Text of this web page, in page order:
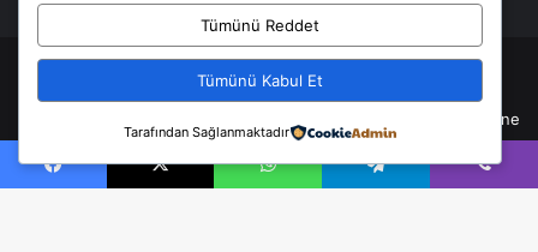
www.soztv.com.tr| Her hakkı mahfuzdur. |
Yayınlanan tüm makalelerde hukuki sorumluluk yazarların kendisine
Facebook X WhatsApp Telegram Viber
Tümünü Reddet
Tümünü Kabul Et
Tarafından Sağlanmaktadır